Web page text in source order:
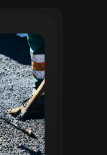
o Regente
avaliar
viária. O
dos
críticas e
preventiva
do
gerar
a
maior
e